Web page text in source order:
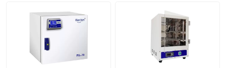
企業情報
会社案内